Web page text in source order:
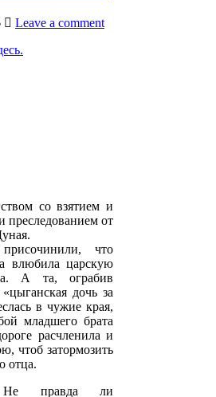
Leave a comment
со взятием и
преследованием от
что
влюбила царскую
А та, ограбив
дочь за
в чужие края,
младшего брата
расчленила и
чтоб затормозить
отца.
Не правда ли